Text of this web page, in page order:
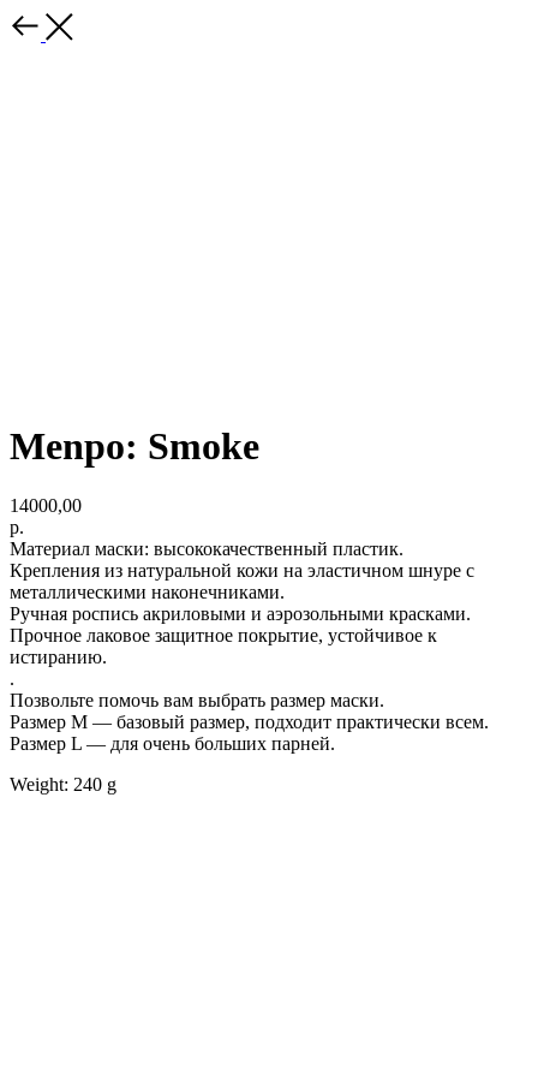
Menpo: Smoke
14000,00
р.
Материал маски: высококачественный пластик.
Крепления из натуральной кожи на эластичном шнуре с
металлическими наконечниками.
Ручная роспись акриловыми и аэрозольными красками.
Прочное лаковое защитное покрытие, устойчивое к
истиранию.
.
Позвольте помочь вам выбрать размер маски.
Размер М — базовый размер, подходит практически всем.
Размер L — для очень больших парней.
Weight: 240 g